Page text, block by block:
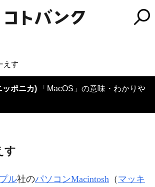
えす
ッポニカ) 「MacOS」の意味・わかりや
す
ル社のパソコンMacintosh （ マッキ